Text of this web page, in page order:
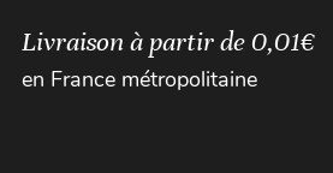
Livraison à partir de 0,01€
en France métropolitaine